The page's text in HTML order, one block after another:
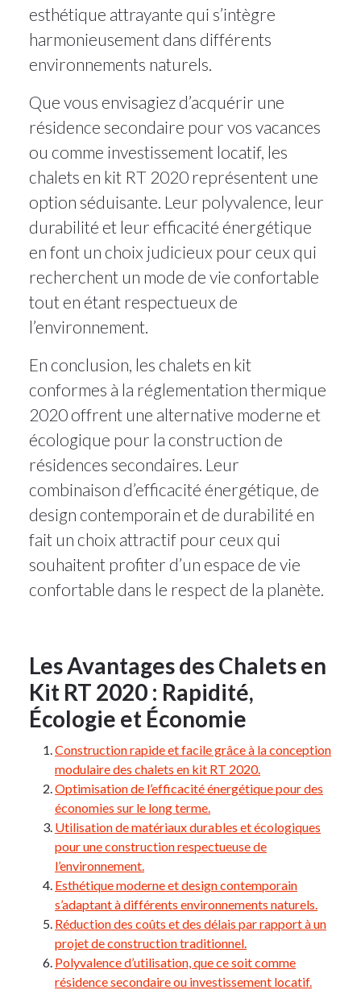
esthétique attrayante qui s’intègre
harmonieusement dans différents
environnements naturels.
Que vous envisagiez d’acquérir une
résidence secondaire pour vos vacances
ou comme investissement locatif, les
chalets en kit RT 2020 représentent une
option séduisante. Leur polyvalence, leur
durabilité et leur efficacité énergétique
en font un choix judicieux pour ceux qui
recherchent un mode de vie confortable
tout en étant respectueux de
l’environnement.
En conclusion, les chalets en kit
conformes à la réglementation thermique
2020 offrent une alternative moderne et
écologique pour la construction de
résidences secondaires. Leur
combinaison d’efficacité énergétique, de
design contemporain et de durabilité en
fait un choix attractif pour ceux qui
souhaitent profiter d’un espace de vie
confortable dans le respect de la planète.
Les Avantages des Chalets en
Kit RT 2020 : Rapidité,
Écologie et Économie
Construction rapide et facile grâce à la conception
modulaire des chalets en kit RT 2020.
Optimisation de l’efficacité énergétique pour des
économies sur le long terme.
Utilisation de matériaux durables et écologiques
pour une construction respectueuse de
l’environnement.
Esthétique moderne et design contemporain
s’adaptant à différents environnements naturels.
Réduction des coûts et des délais par rapport à un
projet de construction traditionnel.
Polyvalence d’utilisation, que ce soit comme
résidence secondaire ou investissement locatif.